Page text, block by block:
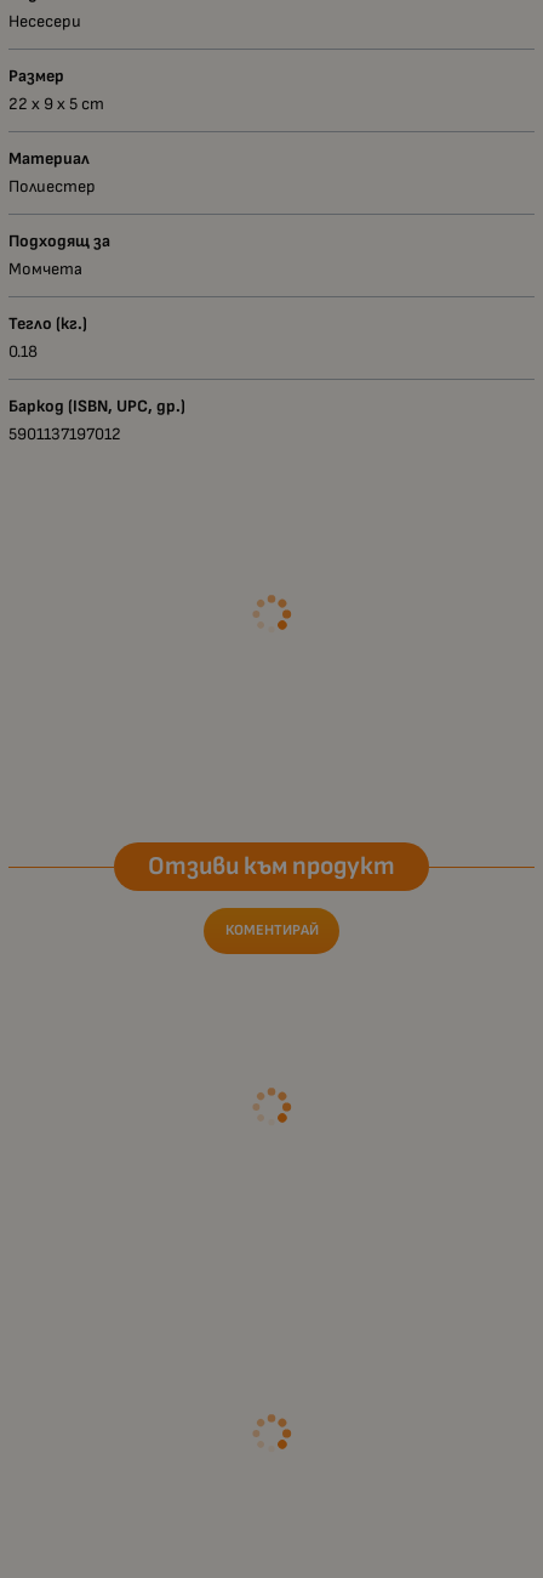
Несесери
Размер
22 х 9 х 5 сm
Материал
Полиестер
Подходящ за
Момчета
Тегло (кг.)
0.18
Баркод (ISBN, UPC, др.)
5901137197012
Отзиви към продукт
КОМЕНТИРАЙ